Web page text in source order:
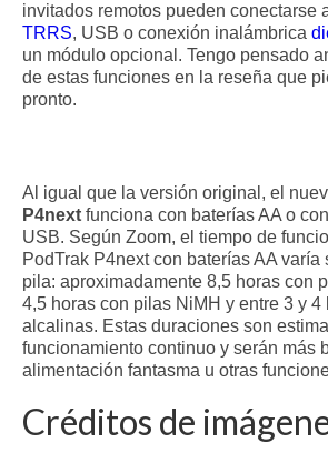
invitados remotos pueden conectarse
TRRS, USB o conexión inalámbrica
un módulo opcional. Tengo pensado
de estas funciones en la reseña que
pronto.
Al igual que la versión original, el
P4next funciona con baterías AA o
USB. Según Zoom, el tiempo de
PodTrak P4next con baterías AA varía
pila: aproximadamente 8,5 horas con
4,5 horas con pilas NiMH y entre 3 y 4
alcalinas. Estas duraciones son
funcionamiento continuo y serán más
alimentación fantasma u otras
Créditos de